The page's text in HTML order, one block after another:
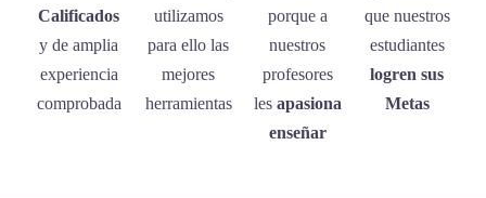
Calificados
y de amplia
experiencia
comprobada
utilizamos
para ello las
mejores
herramientas
porque a
nuestros
profesores
les apasiona
enseñar
que nuestros
estudiantes
logren sus
Metas